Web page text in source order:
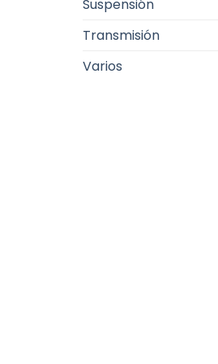
Suspensión
Transmisión
Varios